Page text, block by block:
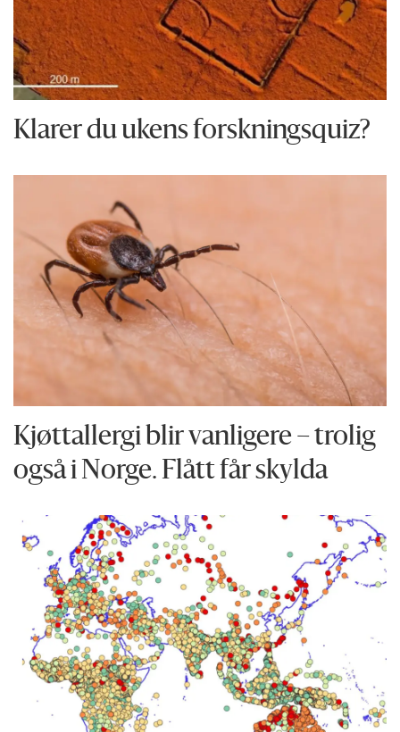
Klarer du ukens forskningsquiz?
Kjøttallergi blir vanligere – trolig
også i Norge. Flått får skylda